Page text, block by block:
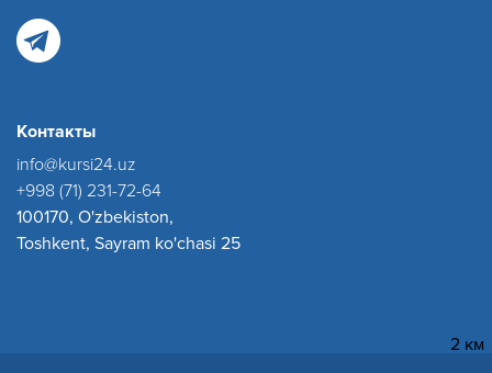
2 км
Контакты
info@kursi24.uz
+998 (71) 231-72-64
100170, O'zbekiston,
Toshkent, Sayram ko'chasi 25